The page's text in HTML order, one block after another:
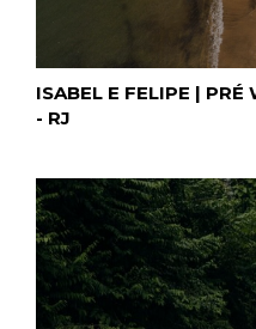
ISABEL E FELIPE | PRÉ
- RJ